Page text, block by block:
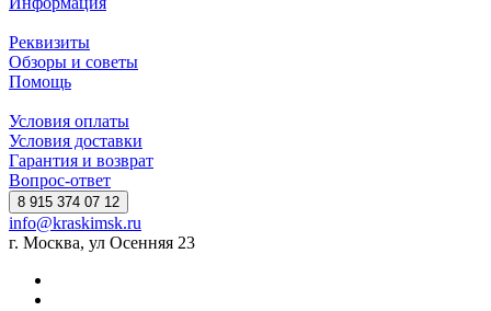
Реквизиты
Обзоры и советы
Помощь
Условия оплаты
Условия доставки
Гарантия и возврат
Вопрос-ответ
8 915 374 07 12
info@kraskimsk.ru
г. Москва, ул Осенняя 23